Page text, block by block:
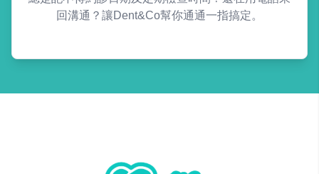
回溝通？讓Dent&Co幫你通通一指搞定。